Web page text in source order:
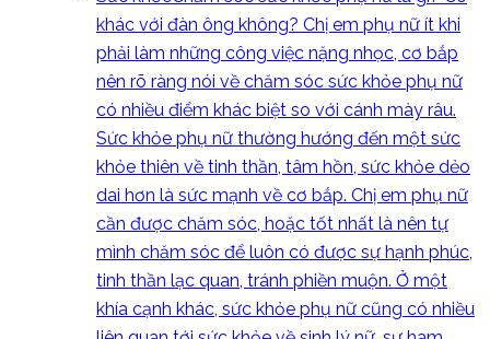
khác với đàn ông không? Chị em phụ nữ ít khi
phải làm những công việc nặng nhọc, cơ bắp
nên rõ ràng nói về chăm sóc sức khỏe phụ nữ
có nhiều điểm khác biệt so với cánh mày râu.
Sức khỏe phụ nữ thường hướng đến một sức
khỏe thiên về tinh thần, tâm hồn, sức khỏe dẻo
dai hơn là sức mạnh về cơ bắp. Chị em phụ nữ
cần được chăm sóc, hoặc tốt nhất là nên tự
mình chăm sóc để luôn có được sự hạnh phúc,
tinh thần lạc quan, tránh phiền muộn. Ở một
khía cạnh khác, sức khỏe phụ nữ cũng có nhiều